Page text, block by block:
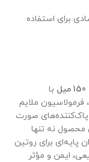
اقتصادی برای استفاده
با
فرمولاسیون ملایم
پاک‌کننده‌های صورت
نه تنها
پایه‌ای برای روتین
ایمن و مؤثر